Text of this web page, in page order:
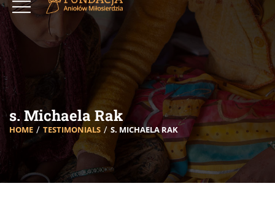
s. Michaela Rak
HOME TESTIMONIALS S. MICHAELA RAK